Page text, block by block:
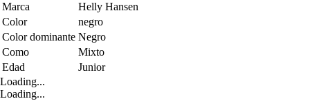
Marca
Helly Hansen
Color
negro
Color dominante Negro
Como
Mixto
Edad
Junior
Loading...
Loading...